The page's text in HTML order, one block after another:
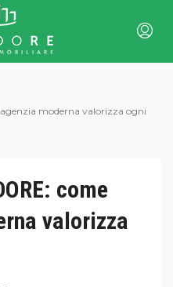
moderna valorizza ogni
come
valorizza